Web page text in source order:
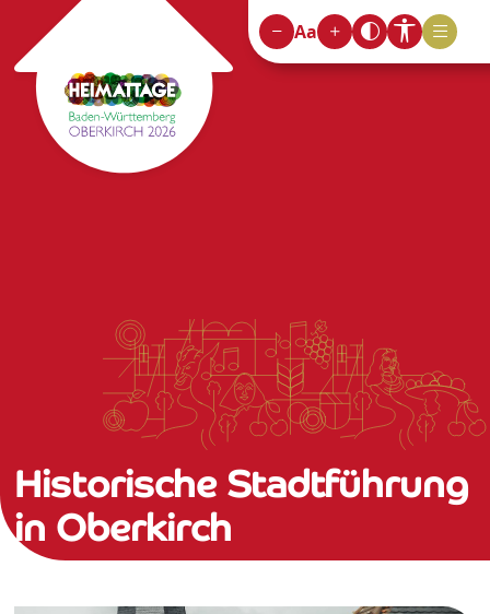
Aa
Historische Stadtführung
in Oberkirch